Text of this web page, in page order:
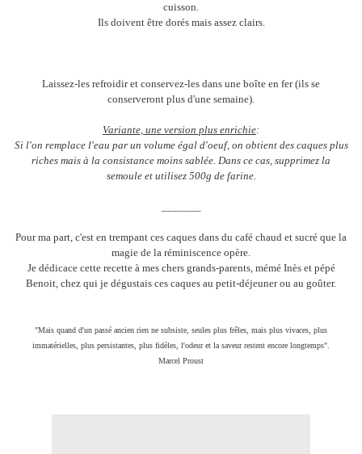
cuisson.
Ils doivent être dorés mais assez clairs.
Laissez-les refroidir et conservez-les dans une boîte en fer (ils se
conserveront plus d'une semaine).
Variante, une version plus enrichie:
Si l'on remplace l'eau par un volume égal d'oeuf, on obtient des caques plus
riches mais à la consistance moins sablée. Dans ce cas, supprimez la
semoule et utilisez 500g de farine.
Pour ma part, c'est en trempant ces caques dans du café chaud et sucré que la
magie de la réminiscence opère.
Je dédicace cette recette à mes chers grands-parents, mémé Inès et pépé
Benoit, chez qui je dégustais ces caques au petit-déjeuner ou au goûter.
"Mais quand d'un passé ancien rien ne subsiste, seules plus frêles, mais plus vivaces, plus
immatérielles, plus persistantes, plus fidèles, l'odeur et la saveur restent encore longtemps".
Marcel Proust